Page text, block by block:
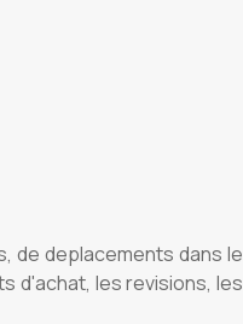
de deplacements dans le
d'achat, les revisions, les